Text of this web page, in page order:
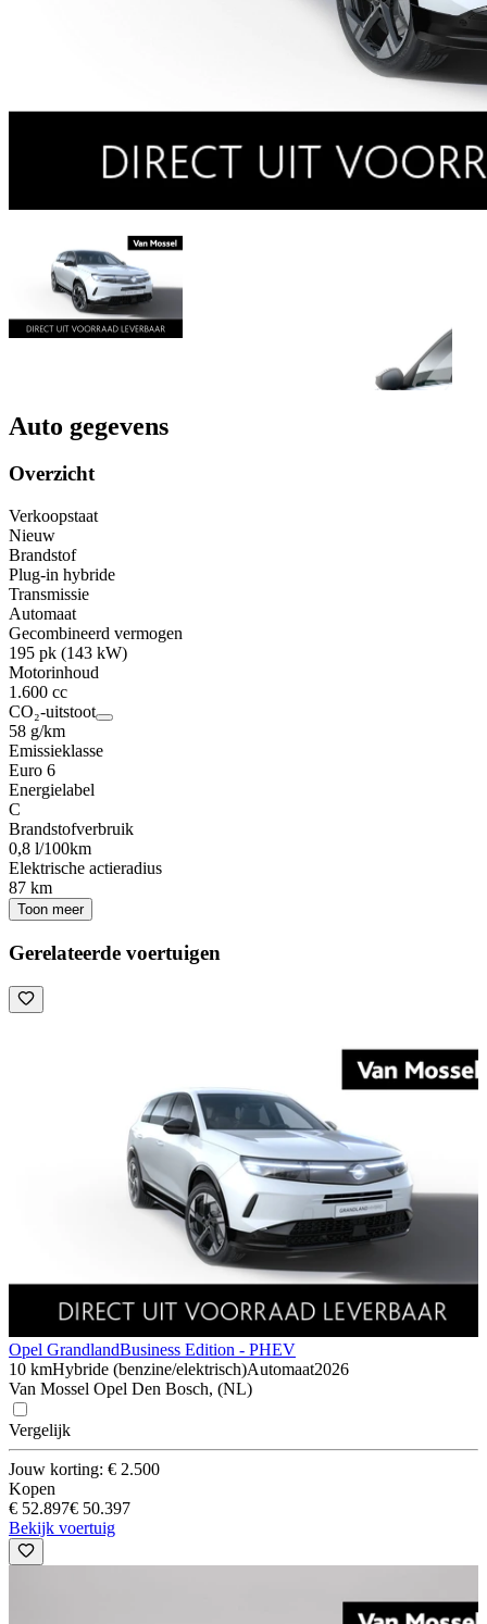
Auto gegevens
Overzicht
Verkoopstaat
Nieuw
Brandstof
Plug-in hybride
Transmissie
Automaat
Gecombineerd vermogen
195 pk (143 kW)
Motorinhoud
1.600 cc
CO₂-uitstoot
58 g/km
Emissieklasse
Euro 6
Energielabel
C
Brandstofverbruik
0,8 l/100km
Elektrische actieradius
87 km
Toon meer
Gerelateerde voertuigen
Opel GrandlandBusiness Edition - PHEV
10 kmHybride (benzine/elektrisch)Automaat2026
Van Mossel Opel Den Bosch, (NL)
Vergelijk
Jouw korting: € 2.500
Kopen
€ 52.897€ 50.397
Bekijk voertuig